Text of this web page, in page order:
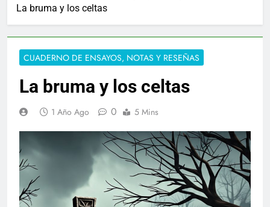
La bruma y los celtas
CUADERNO DE ENSAYOS, NOTAS Y RESEÑAS
La bruma y los celtas
1 Año Ago 0 5 Mins